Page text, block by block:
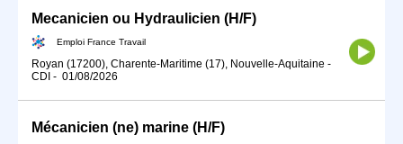
Mecanicien ou Hydraulicien (H/F)
Emploi France Travail
Royan (17200), Charente-Maritime (17), Nouvelle-Aquitaine -
CDI - 01/08/2026
Mécanicien (ne) marine (H/F)